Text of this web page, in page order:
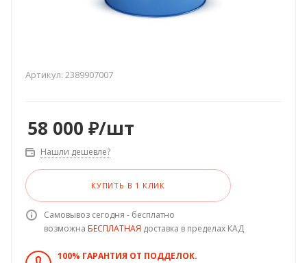
Артикул: 2389907007
58 000 ₽/шт
Нашли дешевле?
КУПИТЬ В 1 КЛИК
Самовывоз сегодня - бесплатно
возможна БЕСПЛАТНАЯ доставка в пределах КАД
100% ГАРАНТИЯ ОТ ПОДДЕЛОК.